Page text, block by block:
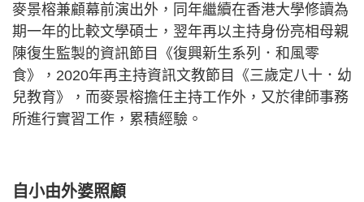
麥景榕兼顧幕前演出外，同年繼續在香港大學修讀為
期一年的比較文學碩士，翌年再以主持身份亮相母親
陳復生監製的資訊節目《復興新生系列．和風零
食》，2020年再主持資訊文教節目《三歲定八十．幼
兒教育》，而麥景榕擔任主持工作外，又於律師事務
所進行實習工作，累積經驗。
自小由外婆照顧